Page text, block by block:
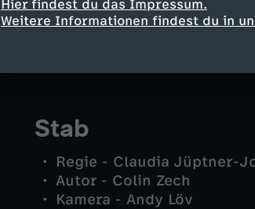
Hier findest du das Impressum.
Weitere Informationen findest du in
Daniel Meidlich - Josia
Stab
Regie - Claudia Jüptner-
Autor - Colin Zech
Kamera - Andy Löv